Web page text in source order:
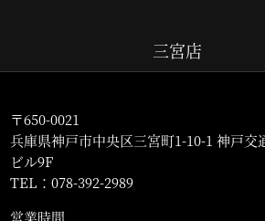
三宮店
〒650-0021
兵庫県神戸市中央区三宮町1-10-1 神戸交
ビル9F
TEL：078-392-2989